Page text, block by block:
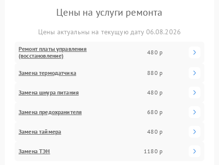
Цены на услуги ремонта
Цены актуальны на текущую дату 06.08.2026
Ремонт платы управления
(восстановление)
480 р
Замена термодатчика 880 р
Замена шнура питания 480 р
Замена предохранителя 680 р
Замена таймера 480 р
Замена ТЭН 1180 р